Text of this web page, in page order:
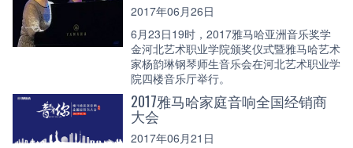
2017年06月26日
6月23日19时，2017雅马哈亚洲音乐奖学
金河北艺术职业学院颁奖仪式暨雅马哈艺术
家杨韵琳钢琴师生音乐会在河北艺术职业学
院四楼音乐厅举行。
2017雅马哈家庭音响全国经销商
大会
2017年06月21日